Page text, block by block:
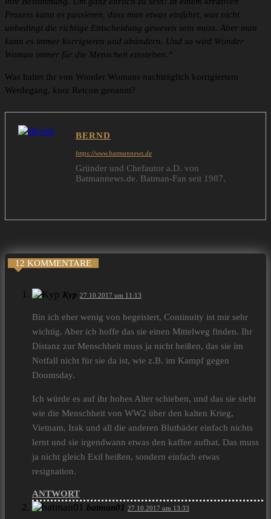
Prozess kann es passieren, dass man etwas einführt, was nicht
unbedingt die richtige Entscheidung gewesen sein muss. Aber man
kann es immer korrigieren und abändern. Und so wird Wonder
Woman immer für die Menscheit einstehen.“
Was haltet ihr von Wonder Womans nachträglich korrigiertem
Werdegang, kurz Retcon genannt?
BERND
https://www.batmannews.de
Gründer und Chefautor a.D. von
Batmannews.de. Batman-Fan seit 1987.
12 KOMMENTARE
Kyp 27.10.2017 um 11:13
Bin ich eher wenig von begeistert, Continuity ist mir sehr
wichtig. Aber ich hoffe das sie einen Mittelweg finden. Ihr
Distanz zur Menschheit muss ja nicht heißen, das sie im
Notfall nicht für sie da ist, wie z.B. im Kampf gegen
Doomsday.
Ich würde es auf ihr hohes Alter schieben, und das sie sieht
wie die Menschheit von WW2 über den kalten Krieg,
Vietnam, Irak und all die anderen Blutbäder einfach nichts
lernt und sie irgendwann etwas den kaffee aufhat. Das muss
ja nicht gleich Exil heißen, sondern einfach etwas
resignation.
ANTWORT
batman01 27.10.2017 um 13:33